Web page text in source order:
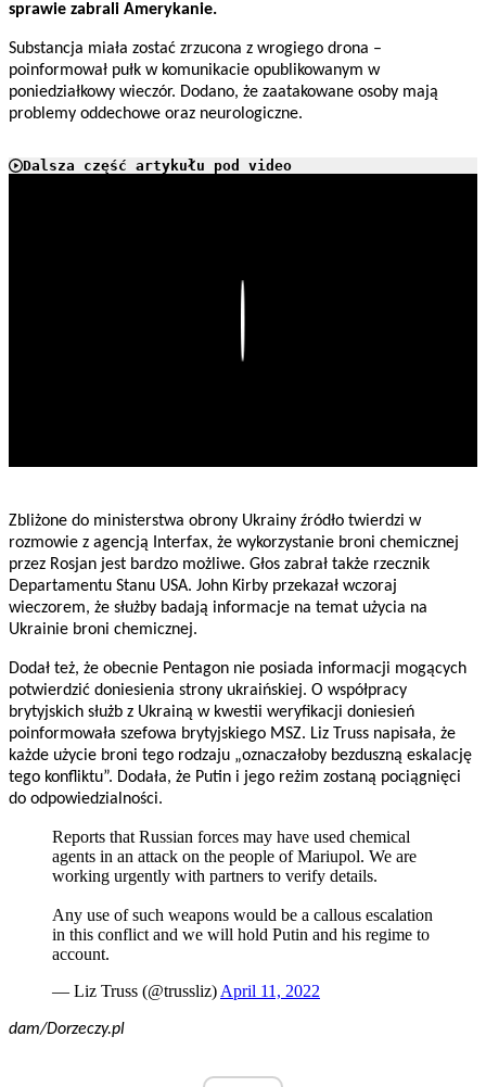
sprawie zabrali Amerykanie.
Substancja miała zostać zrzucona z wrogiego drona –
poinformował pułk w komunikacie opublikowanym w
poniedziałkowy wieczór. Dodano, że zaatakowane osoby mają
problemy oddechowe oraz neurologiczne.
Dalsza część artykułu pod video
Zbliżone do ministerstwa obrony Ukrainy źródło twierdzi w
rozmowie z agencją Interfax, że wykorzystanie broni chemicznej
przez Rosjan jest bardzo możliwe. Głos zabrał także rzecznik
Departamentu Stanu USA. John Kirby przekazał wczoraj
wieczorem, że służby badają informacje na temat użycia na
Ukrainie broni chemicznej.
Dodał też, że obecnie Pentagon nie posiada informacji mogących
potwierdzić doniesienia strony ukraińskiej. O współpracy
brytyjskich służb z Ukrainą w kwestii weryfikacji doniesień
poinformowała szefowa brytyjskiego MSZ. Liz Truss napisała, że
każde użycie broni tego rodzaju „oznaczałoby bezduszną eskalację
tego konfliktu”. Dodała, że Putin i jego reżim zostaną pociągnięci
do odpowiedzialności.
Reports that Russian forces may have used chemical
agents in an attack on the people of Mariupol. We are
working urgently with partners to verify details.
Any use of such weapons would be a callous escalation
in this conflict and we will hold Putin and his regime to
account.
— Liz Truss (@trussliz)April 11, 2022
dam/Dorzeczy.pl